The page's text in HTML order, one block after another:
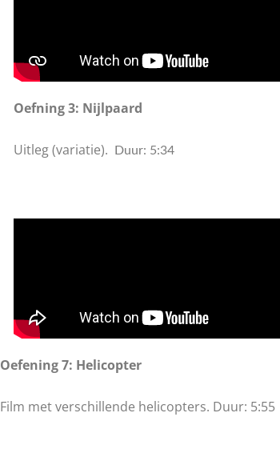
Oefning 3: Nijlpaard
Uitleg (variatie). Duur: 5:34
Oefening 7: Helicopter
Film met verschillende helicopters. Duur: 5:55